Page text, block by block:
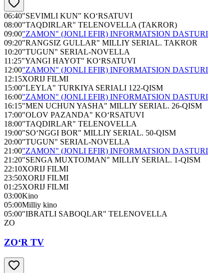
06:40"SEVIMLI KUN" KO‘RSATUVI
08:00"TAQDIRLAR" TELENOVELLA (TAKROR)
09:00"ZAMON" (JONLI EFIR) INFORMATSION DASTURI
09:20"RANGSIZ GULLAR" MILLIY SERIAL. TAKROR
10:20"TUGUN" SERIAL-NOVELLA
11:25"YANGI HAYOT" KO‘RSATUVI
12:00"ZAMON" (JONLI EFIR) INFORMATSION DASTURI
12:15XORIJ FILMI
15:00"LEYLA" TURKIYA SERIALI 122-QISM
16:00"ZAMON" (JONLI EFIR) INFORMATSION DASTURI
16:15"MEN UCHUN YASHA" MILLIY SERIAL. 26-QISM
17:00"OLOV PAZANDA" KO‘RSATUVI
18:00"TAQDIRLAR" TELENOVELLA
19:00"SO‘NGGI BOR" MILLIY SERIAL. 50-QISM
20:00"TUGUN" SERIAL-NOVELLA
21:00"ZAMON" (JONLI EFIR) INFORMATSION DASTURI
21:20"SENGA MUXTOJMAN" MILLIY SERIAL. 1-QISM
22:10XORIJ FILMI
23:50XORIJ FILMI
01:25XORIJ FILMI
03:00Kino
05:00Milliy kino
05:00"IBRATLI SABOQLAR" TELENOVELLA
ZO
ZO‘R TV